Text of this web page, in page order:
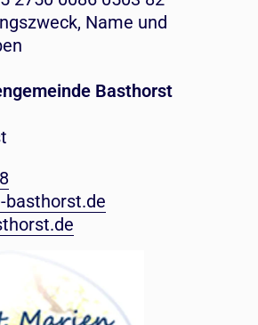
Name und
Basthorst
basthorst.de